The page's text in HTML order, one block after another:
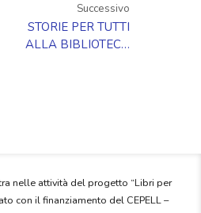
Successivo
STORIE PER TUTTI
ALLA BIBLIOTECA
nelle attività del progetto “Libri per
con il finanziamento del CEPELL –